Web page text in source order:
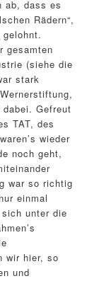
ab, dass es
Rädern“,
gesamten
(siehe die
stark
Gefreut
TAT, des
wieder
noch geht,
war so richtig
einmal
unter die
wir hier, so
und